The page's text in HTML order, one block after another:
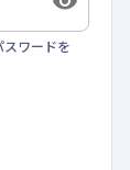
ワードを